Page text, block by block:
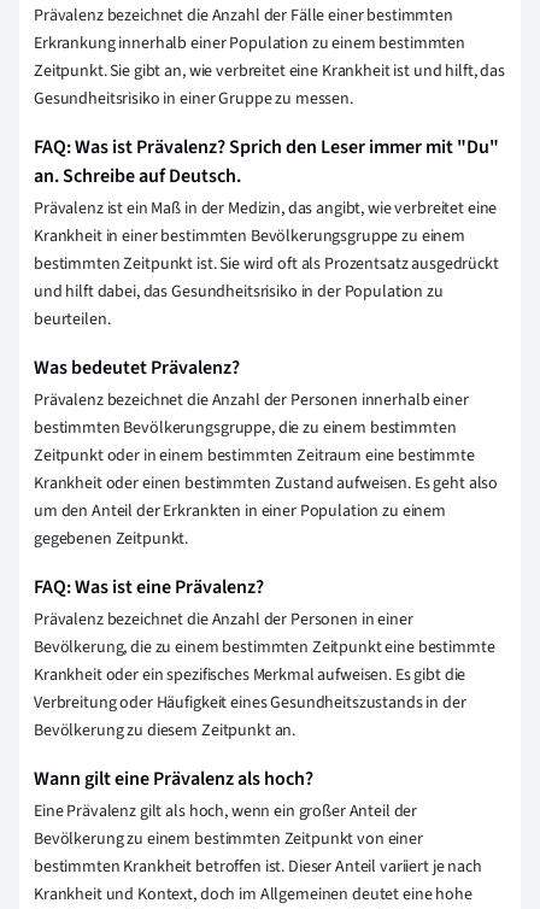
Prävalenz bezeichnet die Anzahl der Fälle einer bestimmten
Erkrankung innerhalb einer Population zu einem bestimmten
Zeitpunkt. Sie gibt an, wie verbreitet eine Krankheit ist und hilft, das
Gesundheitsrisiko in einer Gruppe zu messen.
FAQ: Was ist Prävalenz? Sprich den Leser immer mit "Du"
an. Schreibe auf Deutsch.
Prävalenz ist ein Maß in der Medizin, das angibt, wie verbreitet eine
Krankheit in einer bestimmten Bevölkerungsgruppe zu einem
bestimmten Zeitpunkt ist. Sie wird oft als Prozentsatz ausgedrückt
und hilft dabei, das Gesundheitsrisiko in der Population zu
beurteilen.
Was bedeutet Prävalenz?
Prävalenz bezeichnet die Anzahl der Personen innerhalb einer
bestimmten Bevölkerungsgruppe, die zu einem bestimmten
Zeitpunkt oder in einem bestimmten Zeitraum eine bestimmte
Krankheit oder einen bestimmten Zustand aufweisen. Es geht also
um den Anteil der Erkrankten in einer Population zu einem
gegebenen Zeitpunkt.
FAQ: Was ist eine Prävalenz?
Prävalenz bezeichnet die Anzahl der Personen in einer
Bevölkerung, die zu einem bestimmten Zeitpunkt eine bestimmte
Krankheit oder ein spezifisches Merkmal aufweisen. Es gibt die
Verbreitung oder Häufigkeit eines Gesundheitszustands in der
Bevölkerung zu diesem Zeitpunkt an.
Wann gilt eine Prävalenz als hoch?
Eine Prävalenz gilt als hoch, wenn ein großer Anteil der
Bevölkerung zu einem bestimmten Zeitpunkt von einer
bestimmten Krankheit betroffen ist. Dieser Anteil variiert je nach
Krankheit und Kontext, doch im Allgemeinen deutet eine hohe